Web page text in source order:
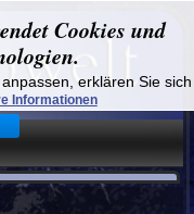
Cookies und
erklären Sie sich
Informationen